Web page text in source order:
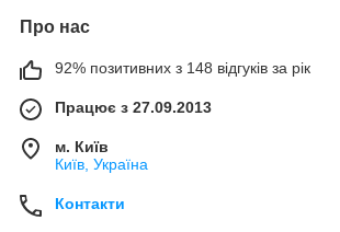
Про нас
92% позитивних з 148 відгуків за рік
Працює з 27.09.2013
м. Київ
Київ, Україна
Контакти